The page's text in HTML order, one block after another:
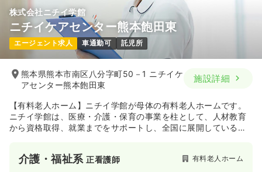
株式会社ニチイ学館
ニチイケアセンター熊本飽田東
エージェント求人 車通勤可 託児所
熊本県熊本市南区八分字町50－1 ニチイケ
アセンター熊本飽田東
施設詳細
【有料老人ホーム】ニチイ学館が母体の有料老人ホームです。
ニチイ学館は、医療・介護・保育の事業を柱として、人材教育
から資格取得、就業までをサポートし、全国に展開している企
介護・福祉系正看護師 有料老人ホーム